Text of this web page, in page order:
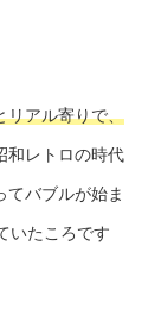
リアル寄りで、
和レトロの時代
てバブルが始ま
いたころです